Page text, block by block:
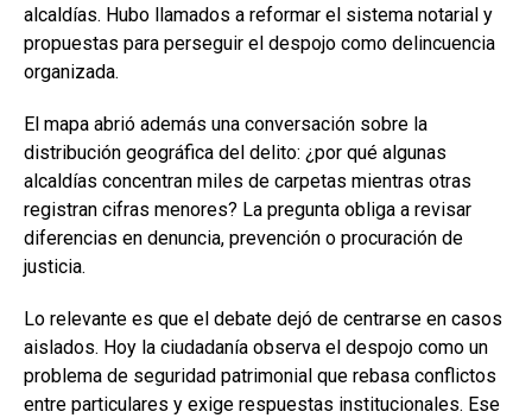
alcaldías. Hubo llamados a reformar el sistema notarial y
propuestas para perseguir el despojo como delincuencia
organizada.
El mapa abrió además una conversación sobre la
distribución geográfica del delito: ¿por qué algunas
alcaldías concentran miles de carpetas mientras otras
registran cifras menores? La pregunta obliga a revisar
diferencias en denuncia, prevención o procuración de
justicia.
Lo relevante es que el debate dejó de centrarse en casos
aislados. Hoy la ciudadanía observa el despojo como un
problema de seguridad patrimonial que rebasa conflictos
entre particulares y exige respuestas institucionales. Ese